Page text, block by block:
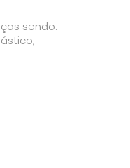
sendo: